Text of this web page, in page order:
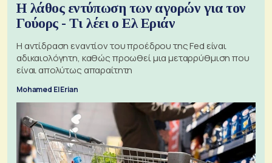
Η λάθος εντύπωση των αγορών για τον
Γούορς - Τι λέει ο Ελ Εριάν
Η αντίδραση εναντίον του προέδρου της Fed είναι
αδικαιολόγητη, καθώς προωθεί μια μεταρρύθμιση που
είναι απολύτως απαραίτητη
Mohamed El Erian